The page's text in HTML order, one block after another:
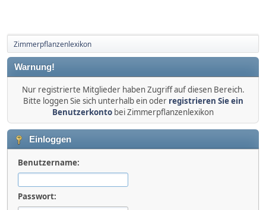
Zimmerpflanzenlexikon
Warnung!
Nur registrierte Mitglieder haben Zugriff auf diesen Bereich.
Bitte loggen Sie sich unterhalb ein oder registrieren Sie ein
Benutzerkonto bei Zimmerpflanzenlexikon
Einloggen
Benutzername:
Passwort: